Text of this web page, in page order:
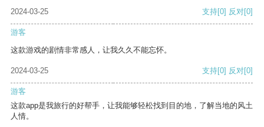
2024-03-25
支持[0] 反对[0]
游客
这款游戏的剧情非常感人，让我久久不能忘怀。
2024-03-25 支持[0] 反对[0]
游客
这款app是我旅行的好帮手，让我能够轻松找到目的地，了解当地的风土
人情。